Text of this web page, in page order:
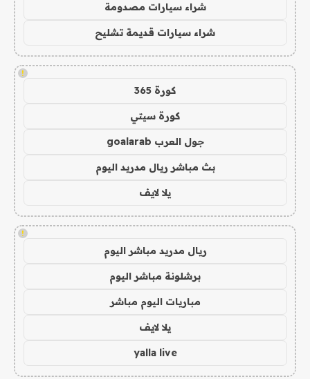
شراء سيارات مصدومة
شراء سيارات قديمة تشليح
!
كورة 365
كورة سيتي
جول العرب goalarab
بث مباشر ريال مدريد اليوم
يلا لايف
!
ريال مدريد مباشر اليوم
برشلونة مباشر اليوم
مباريات اليوم مباشر
يلا لايف
yalla live